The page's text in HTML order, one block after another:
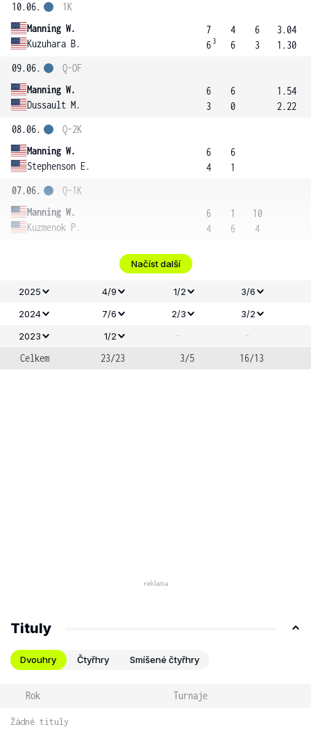
10.06.
Manning W.
Kuzuhara B.
1K
7
6 3
4
6
6
3
3.04
1.30
09.06.
Manning W.
Dussault M.
Q-OF
6
3
6
0
1.54
2.22
08.06.
Manning W.
Stephenson E.
Q-2K
6
4
6
1
07.06.
Manning W.
Kuzmenok P.
Q-1K
6
4
1
6
10
4
Načíst další
2025 4/9 1/2
3/6
2024
7/6 2/3
3/2
2023
1/2 -
-
Celkem
23/23 3/5 16/13
Tituly
Dvouhry Čtyřhry Smíšené čtyřhry
Rok Turnaje
Žádné tituly